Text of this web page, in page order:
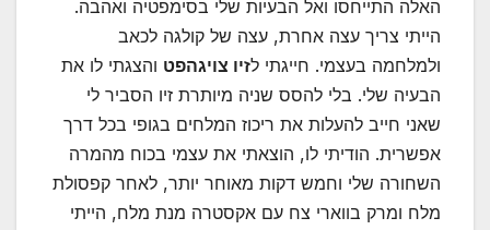
האלה התייחסו ואל הבעיות שלי בסימפטיה ואהבה.
הייתי צריך עצה אחרת, עצה של קולגה לכאב
ולמלחמה בעצמי. חייגתי לזיו צויגהפט והצגתי לו את
הבעיה שלי. בלי להסס שניה מיותרת זיו הסביר לי
שאני חייב להעלות את ריכוז המלחים בגופי בכל דרך
אפשרית. הודיתי לו, הוצאתי את עצמי בכוח מהמרה
השחורה שלי וחמש דקות מאוחר יותר, לאחר קפסולת
מלח ומרק בווארי צח עם אקסטרה מנת מלח, הייתי